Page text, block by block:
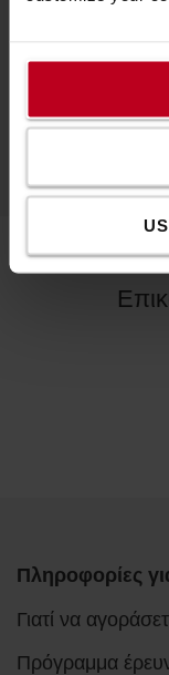
ΔΕΊΤΕ ΌΛΑ ΤΑ
Πληροφορίες
Γιατί να
Πρόγραμμα